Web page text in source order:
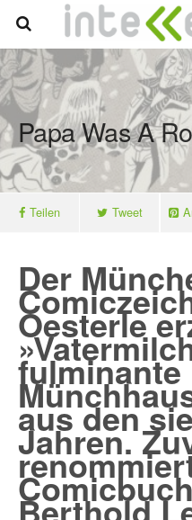
Papa Was A
Teilen Tweet
Der
Oesterle
fulminante
aus den
Jahren.